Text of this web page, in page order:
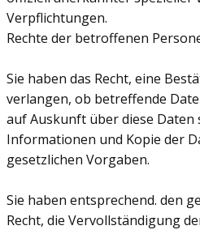
Verpflichtungen.
Rechte der betroffenen
Sie haben das Recht, eine
verlangen, ob betreffende
auf Auskunft über diese Daten
Informationen und Kopie der
gesetzlichen Vorgaben.
Sie haben entsprechend. den
Recht, die Vervollständigung